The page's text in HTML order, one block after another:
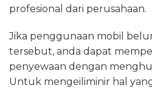
profesional dari perusahaan.
Jika penggunaan mobil
tersebut, anda dapat
penyewaan dengan
Untuk mengeiliminir hal